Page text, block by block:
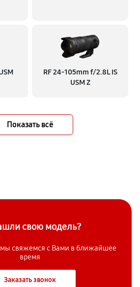
RF 24‑105mm f/2.8L IS
USM Z
Показать всё
свою модель?
мы свяжемся с Вами в ближайшее
время
Заказать звонок